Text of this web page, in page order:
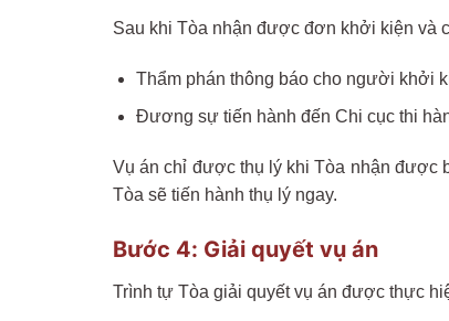
Sau khi Tòa nhận được đơn khởi kiện và
Thẩm phán thông báo cho người khởi
Đương sự tiến hành đến Chi cục thi
Vụ án chỉ được thụ lý khi Tòa nhận được
Tòa sẽ tiến hành thụ lý ngay.
Bước 4: Giải quyết vụ án
Trình tự Tòa giải quyết vụ án được thực